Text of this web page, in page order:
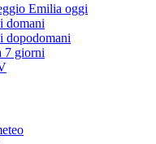
Emilia oggi
domani
dopodomani
7 giorni